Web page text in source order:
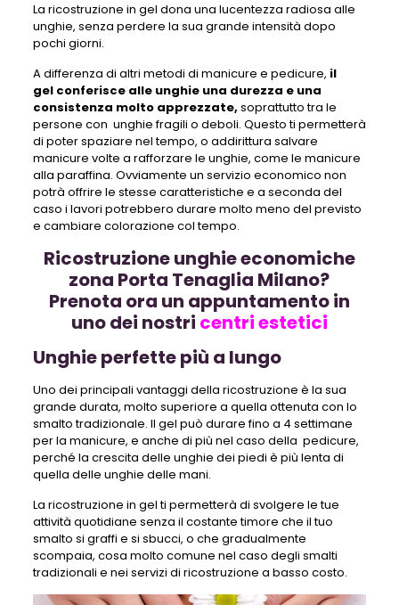
La ricostruzione in gel dona una lucentezza radiosa alle
unghie, senza perdere la sua grande intensità dopo
pochi giorni.
A differenza di altri metodi di manicure e pedicure, il
gel conferisce alle unghie una durezza e una
consistenza molto apprezzate, soprattutto tra le
persone con unghie fragili o deboli. Questo ti permetterà
di poter spaziare nel tempo, o addirittura salvare
manicure volte a rafforzare le unghie, come le manicure
alla paraffina. Ovviamente un servizio economico non
potrà offrire le stesse caratteristiche e a seconda del
caso i lavori potrebbero durare molto meno del previsto
e cambiare colorazione col tempo.
Ricostruzione unghie economiche
zona Porta Tenaglia Milano?
Prenota ora un appuntamento in
uno dei nostri centri estetici
Unghie perfette più a lungo
Uno dei principali vantaggi della ricostruzione è la sua
grande durata, molto superiore a quella ottenuta con lo
smalto tradizionale. Il gel può durare fino a 4 settimane
per la manicure, e anche di più nel caso della pedicure,
perché la crescita delle unghie dei piedi è più lenta di
quella delle unghie delle mani.
La ricostruzione in gel ti permetterà di svolgere le tue
attività quotidiane senza il costante timore che il tuo
smalto si graffi e si sbucci, o che gradualmente
scompaia, cosa molto comune nel caso degli smalti
tradizionali e nei servizi di ricostruzione a basso costo.